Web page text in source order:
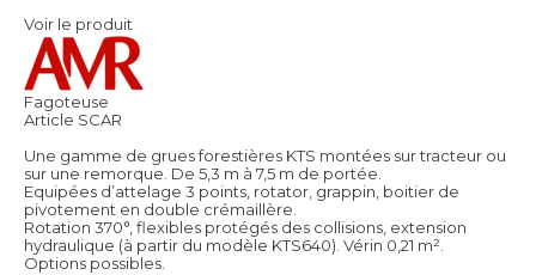
Voir le produit
Fagoteuse
Article SCAR
Une gamme de grues forestières KTS montées sur tracteur ou
sur une remorque. De 5,3 m à 7,5 m de portée.
Equipées d’attelage 3 points, rotator, grappin, boitier de
pivotement en double crémaillère.
Rotation 370°, flexibles protégés des collisions, extension
hydraulique (à partir du modèle KTS640). Vérin 0,21 m².
Options possibles.